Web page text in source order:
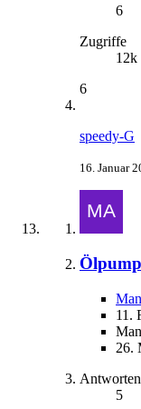
6
Zugriffe
12k
6
speedy-G
16. Januar
11.
26.
Antworten
5